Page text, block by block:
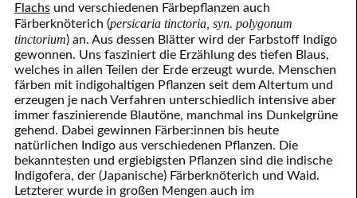
Flachsund verschiedenen Färbepflanzen auch
Färberknöterich (persicaria tinctoria, syn. polygonum
tinctorium) an. Aus dessen Blätter wird der Farbstoff Indigo
gewonnen. Uns fasziniert die Erzählung des tiefen Blaus,
welches in allen Teilen der Erde erzeugt wurde. Menschen
färben mit indigohaltigen Pflanzen seit dem Altertum und
erzeugen je nach Verfahren unterschiedlich intensive aber
immer faszinierende Blautöne, manchmal ins Dunkelgrüne
gehend. Dabei gewinnen Färber:innen bis heute
natürlichen Indigo aus verschiedenen Pflanzen. Die
bekanntesten und ergiebigsten Pflanzen sind die indische
Indigofera, der (Japanische) Färberknöterich und Waid.
Letzterer wurde in großen Mengen auch im